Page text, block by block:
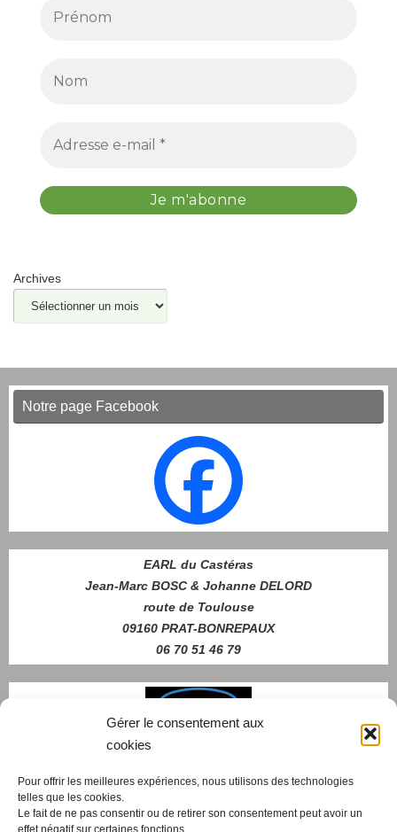
Gérer le consentement aux
cookies
Pour offrir les meilleures expériences, nous utilisons des technologies
telles que les cookies.
Le fait de ne pas consentir ou de retirer son consentement peut avoir un
effet négatif sur certaines fonctions.
Archives
Notre page Facebook
EARL du Castéras
Jean-Marc BOSC & Johanne DELORD
route de Toulouse
09160 PRAT-BONREPAUX
06 70 51 46 79